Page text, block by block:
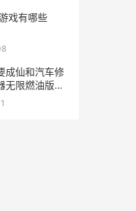
戏有哪些
成仙和汽车修
无限燃油版哪
做天子